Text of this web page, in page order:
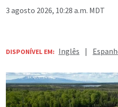
3 agosto 2026, 10:28 a.m. MDT
DISPONÍVEL EM: Inglês |